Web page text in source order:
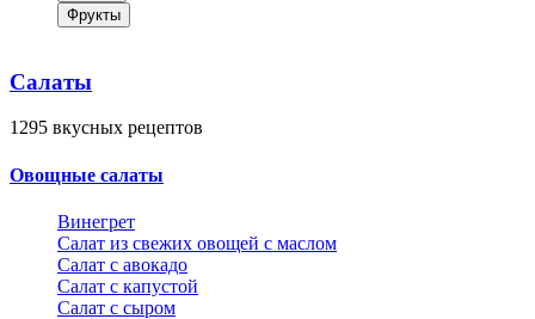
Фрукты
Салаты
1295 вкусных рецептов
Овощные салаты
Винегрет
Салат из свежих овощей с маслом
Салат с авокадо
Салат с капустой
Салат с сыром